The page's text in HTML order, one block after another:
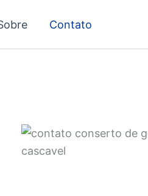
Contato